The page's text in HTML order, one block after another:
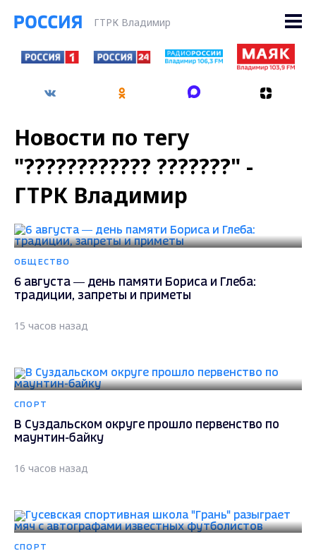
ГТРК Владимир
Новости по тегу
"???????????? ???????" -
ГТРК Владимир
ОБЩЕСТВО
6 августа — день памяти Бориса и Глеба:
традиции, запреты и приметы
15 часов назад
СПОРТ
В Суздальском округе прошло первенство по
маунтин-байку
16 часов назад
СПОРТ